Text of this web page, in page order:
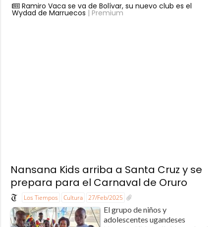
Ramiro Vaca se va de Bolívar, su nuevo club es el
Wydad de Marruecos | Premium
Nansana Kids arriba a Santa Cruz y se
prepara para el Carnaval de Oruro
Los Tiempos Cultura 27/Feb/2025
El grupo de niños y
adolescentes ugandeses